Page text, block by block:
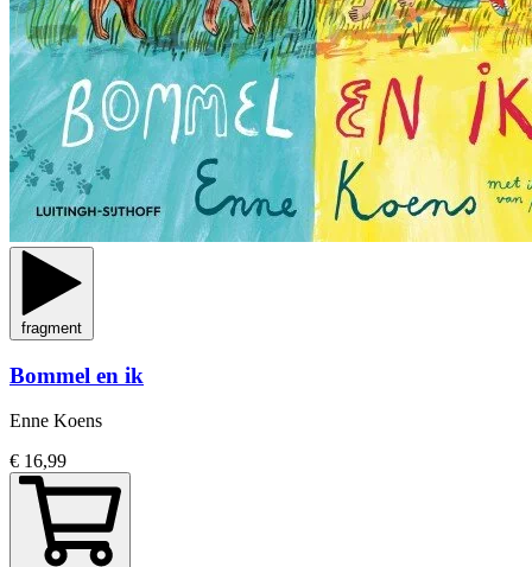
fragment
Bommel en ik
Enne Koens
€ 16,99